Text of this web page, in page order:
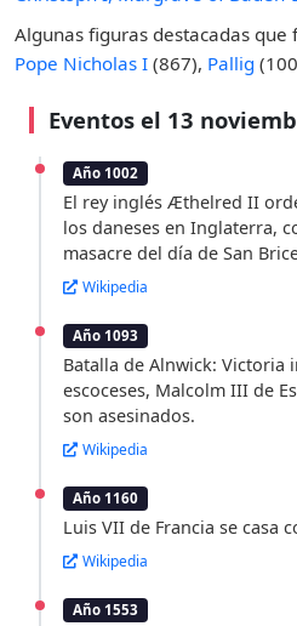
Algunas figuras destacadas que
Pope Nicholas I (867), Pallig
Eventos el 13
Año 1002
El rey inglés Æthelred II
los daneses en Inglaterra,
masacre del día de San
Wikipedia
Año 1093
Batalla de Alnwick: Victoria
escoceses, Malcolm III de
son asesinados.
Wikipedia
Año 1160
Luis VII de Francia se casa
Wikipedia
Año 1553